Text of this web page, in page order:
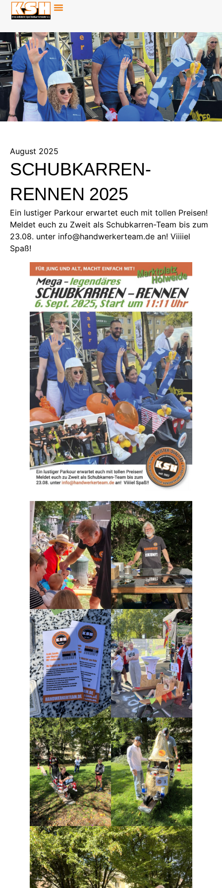
August 2025
SCHUBKARREN-
RENNEN 2025
Ein lustiger Parkour erwartet euch mit tollen Preisen!
Meldet euch zu Zweit als Schubkarren-Team bis zum
23.08. unter info@handwerkerteam.de an! Viiiiel
Spaß!